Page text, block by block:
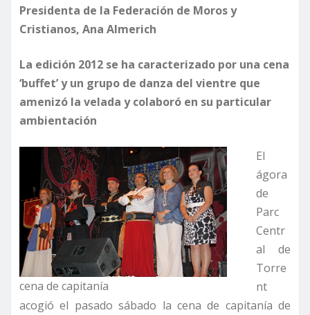
Presidenta de la Federación de Moros y
Cristianos, Ana Almerich
La edición 2012 se ha caracterizado por una cena
‘buffet’ y un grupo de danza del vientre que
amenizó la velada y colaboró en su particular
ambientación
cena de capitanía
El
ágora
de
Parc
Centr
al de
Torre
nt
acogió el pasado sábado la cena de capitanía de